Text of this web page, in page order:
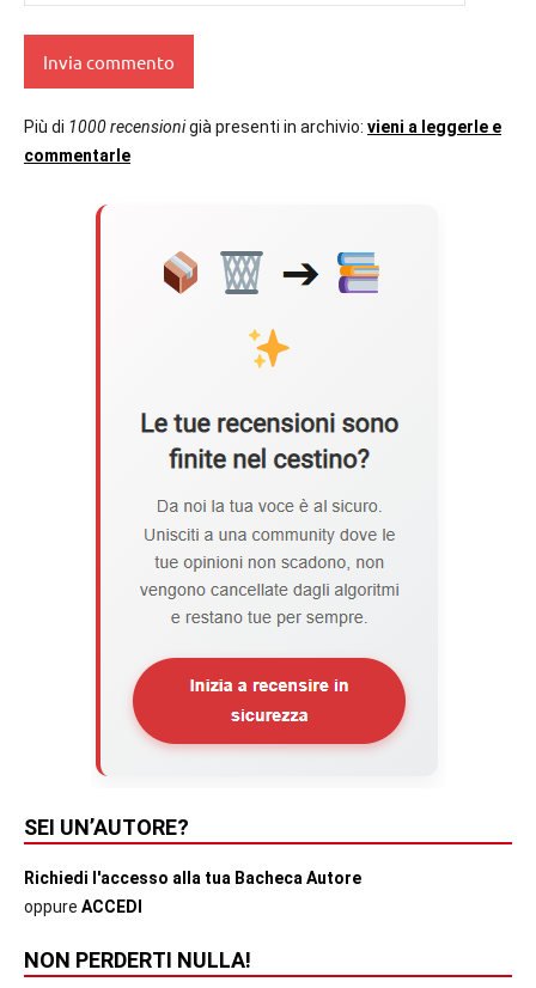
Più di 1000 recensionigià presenti in archivio: vieni a leggerle e
commentarle
SEI UN’AUTORE?
Richiedi l'accesso alla tua Bacheca Autore
oppure ACCEDI
NON PERDERTI NULLA!